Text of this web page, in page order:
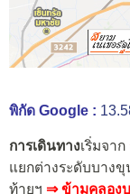
พิกัด Google :
การเดินทางเริ่มจาก
แยกต่างระดับบางขุ
ท้ายฯ ⇒ ข้ามคลอง